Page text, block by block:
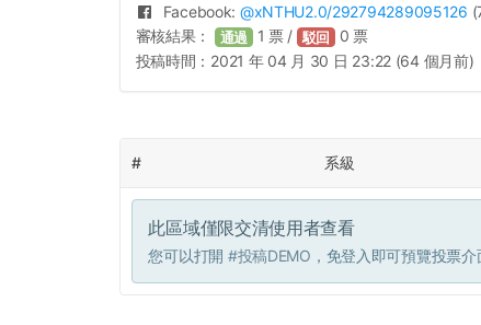
Facebook: @xNTHU2.0/292794289095126
審核結果： 通過 1 票 / 駁回 0 票
投稿時間： 2021 年 04 月 30 日 23:22 (64 個月前)
# 系級
此區域僅限交清使用者查看
您可以打開 #投稿DEMO ，免登入即可預覽投票介